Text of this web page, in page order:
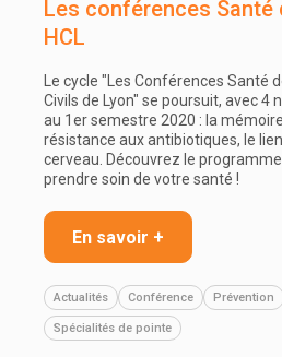
Les conférences Santé
HCL
Le cycle "Les Conférences Santé
Civils de Lyon" se poursuit, avec 4
au 1er semestre 2020 : la
résistance aux antibiotiques, le
cerveau. Découvrez le
prendre soin de votre santé !
En savoir +
Actualités Conférence Prévention
Spécialités de pointe